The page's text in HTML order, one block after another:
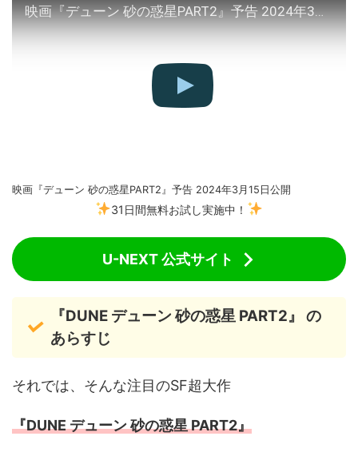
映画『デューン 砂の惑星PART2』予告 2024年3月15日公開
映画『デューン 砂の惑星PART2』予告 2024年3月15日公開
31日間無料お試し実施中！
U-NEXT 公式サイト
『DUNE デューン 砂の惑星 PART2』 の
あらすじ
それでは、そんな注目のSF超大作
『DUNE デューン 砂の惑星 PART2』